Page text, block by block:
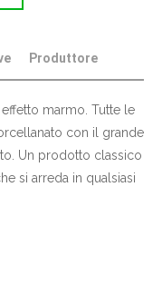
Produttore
marmo. Tutte le
con il grande
Un prodotto classico
si arreda in qualsiasi